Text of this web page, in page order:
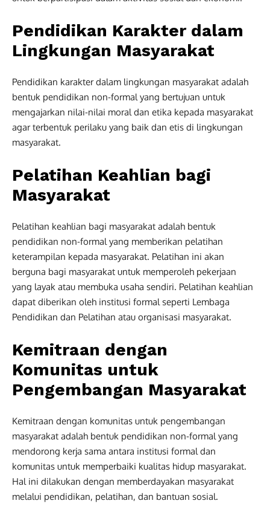
Pendidikan Karakter dalam
Lingkungan Masyarakat
Pendidikan karakter dalam lingkungan masyarakat adalah
bentuk pendidikan non-formal yang bertujuan untuk
mengajarkan nilai-nilai moral dan etika kepada masyarakat
agar terbentuk perilaku yang baik dan etis di lingkungan
masyarakat.
Pelatihan Keahlian bagi
Masyarakat
Pelatihan keahlian bagi masyarakat adalah bentuk
pendidikan non-formal yang memberikan pelatihan
keterampilan kepada masyarakat. Pelatihan ini akan
berguna bagi masyarakat untuk memperoleh pekerjaan
yang layak atau membuka usaha sendiri. Pelatihan keahlian
dapat diberikan oleh institusi formal seperti Lembaga
Pendidikan dan Pelatihan atau organisasi masyarakat.
Kemitraan dengan
Komunitas untuk
Pengembangan Masyarakat
Kemitraan dengan komunitas untuk pengembangan
masyarakat adalah bentuk pendidikan non-formal yang
mendorong kerja sama antara institusi formal dan
komunitas untuk memperbaiki kualitas hidup masyarakat.
Hal ini dilakukan dengan memberdayakan masyarakat
melalui pendidikan, pelatihan, dan bantuan sosial.